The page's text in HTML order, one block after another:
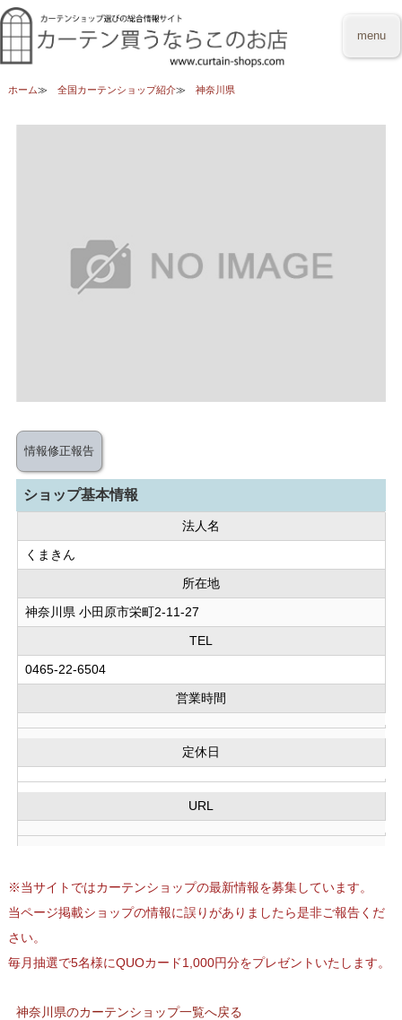
menu
ホーム 全国カーテンショップ紹介 神奈川県
情報修正報告
ショップ基本情報
法人名
くまきん
所在地
神奈川県 小田原市栄町2-11-27
TEL
0465-22-6504
営業時間
定休日
URL
※当サイトではカーテンショップの最新情報を募集しています。
当ページ掲載ショップの情報に誤りがありましたら是非ご報告くだ
さい。
毎月抽選で5名様にQUOカード1,000円分をプレゼントいたします。
神奈川県のカーテンショップ一覧へ戻る